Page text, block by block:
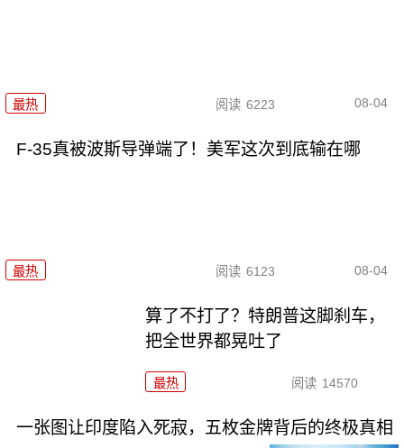
最热 阅读 6223 08-04
F-35真被波斯导弹端了！美军这次到底输在哪
最热 阅读 6123 08-04
算了不打了？特朗普这脚刹车，
把全世界都晃吐了
最热 阅读 14570
一张图让印度陷入死寂，五枚金牌背后的终极真相